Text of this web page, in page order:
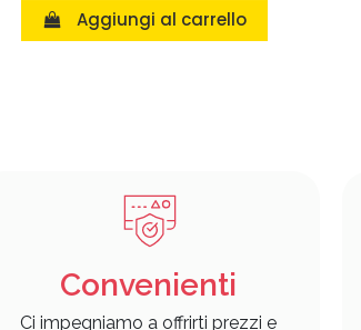
Aggiungi al carrello
Convenienti
Ci impegniamo a offrirti prezzi e